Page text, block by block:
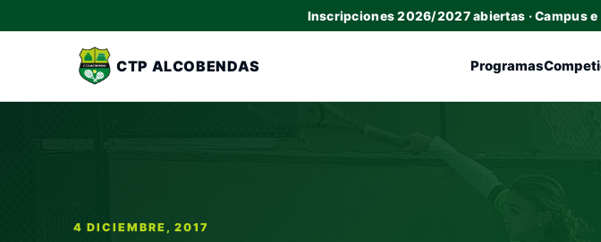
Inscripciones 2026/2027 abiertas · Campus
CTP ALCOBENDAS Programas
4 DICIEMBRE, 2017